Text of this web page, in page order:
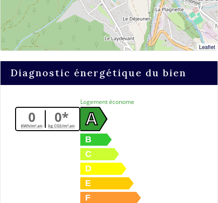
Leaflet
Diagnostic énergétique du bien
0
KWh/m².an 0*
kg CO2/m².an
Logement économe
A
B
C
D
E
F